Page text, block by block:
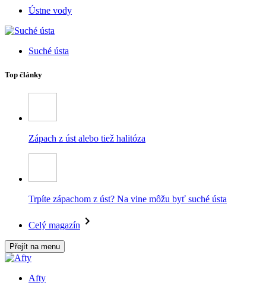
Ústne vody
Suché ústa
Top články
Zápach z úst alebo tiež halitóza
Trpíte zápachom z úst? Na vine môžu byť suché ústa
Celý magazín
Přejít na menu
Afty